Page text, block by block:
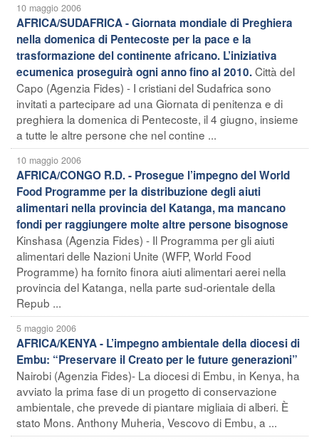
10 maggio 2006
AFRICA/SUDAFRICA - Giornata mondiale di Preghiera
nella domenica di Pentecoste per la pace e la
trasformazione del continente africano. L’iniziativa
ecumenica proseguirà ogni anno fino al 2010.Città del
Capo (Agenzia Fides) - I cristiani del Sudafrica sono
invitati a partecipare ad una Giornata di penitenza e di
preghiera la domenica di Pentecoste, il 4 giugno, insieme
a tutte le altre persone che nel contine ...
10 maggio 2006
AFRICA/CONGO R.D. - Prosegue l’impegno del World
Food Programme per la distribuzione degli aiuti
alimentari nella provincia del Katanga, ma mancano
fondi per raggiungere molte altre persone bisognose
Kinshasa (Agenzia Fides) - Il Programma per gli aiuti
alimentari delle Nazioni Unite (WFP, World Food
Programme) ha fornito finora aiuti alimentari aerei nella
provincia del Katanga, nella parte sud-orientale della
Repub ...
5 maggio 2006
AFRICA/KENYA - L’impegno ambientale della diocesi di
Embu: “Preservare il Creato per le future generazioni”
Nairobi (Agenzia Fides)- La diocesi di Embu, in Kenya, ha
avviato la prima fase di un progetto di conservazione
ambientale, che prevede di piantare migliaia di alberi. È
stato Mons. Anthony Muheria, Vescovo di Embu, a ...